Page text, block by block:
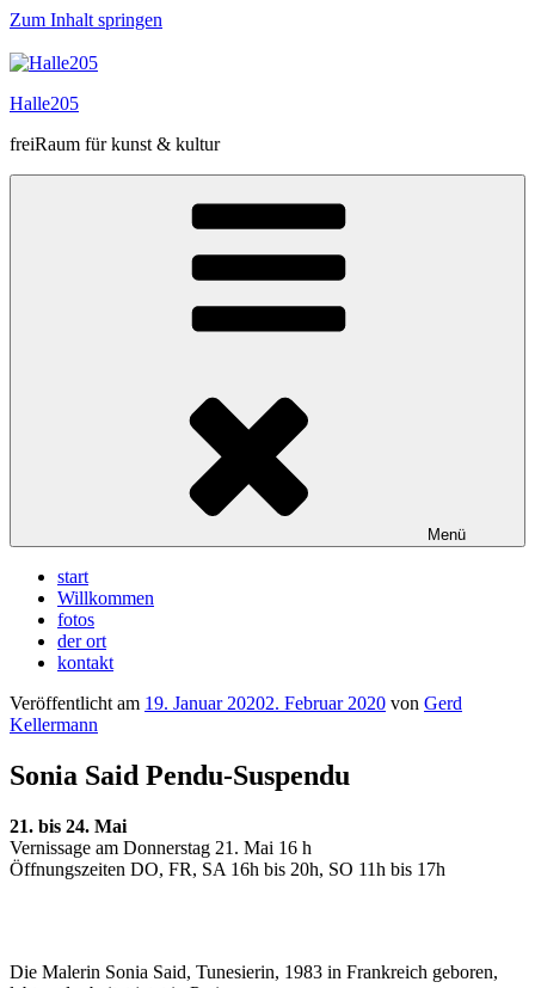
Zum Inhalt springen
Halle205
freiRaum für kunst & kultur
Menü
start
Willkommen
fotos
der ort
kontakt
Veröffentlicht am 19. Januar 20202. Februar 2020 von Gerd
Kellermann
Sonia Said Pendu-Suspendu
21. bis 24. Mai
Vernissage am Donnerstag 21. Mai 16 h
Öffnungszeiten DO, FR, SA 16h bis 20h, SO 11h bis 17h
Die Malerin Sonia Said, Tunesierin, 1983 in Frankreich geboren,